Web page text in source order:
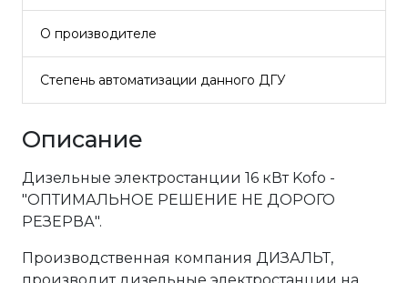
О производителе
Степень автоматизации данного ДГУ
Описание
Дизельные электростанции 16 кВт Kofo -
"ОПТИМАЛЬНОЕ РЕШЕНИЕ НЕ ДОРОГО
РЕЗЕРВА".
Производственная компания ДИЗАЛЬТ,